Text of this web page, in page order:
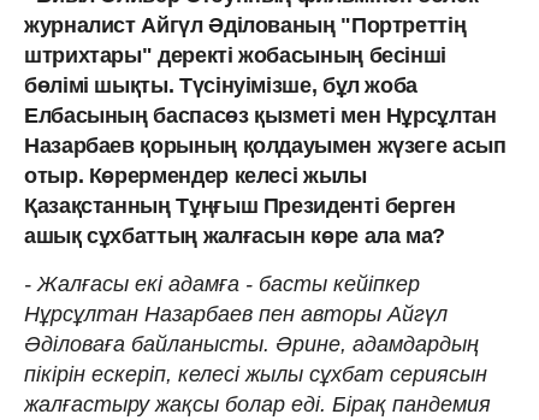
журналист Айгүл Әділованың "Портреттің
штрихтары" деректі жобасының бесінші
бөлімі шықты. Түсінуімізше, бұл жоба
Елбасының баспасөз қызметі мен Нұрсұлтан
Назарбаев қорының қолдауымен жүзеге асып
отыр. Көрермендер келесі жылы
Қазақстанның Тұңғыш Президенті берген
ашық сұхбаттың жалғасын көре ала ма?
- Жалғасы екі адамға - басты кейіпкер
Нұрсұлтан Назарбаев пен авторы Айгүл
Әділоваға байланысты. Әрине, адамдардың
пікірін ескеріп, келесі жылы сұхбат сериясын
жалғастыру жақсы болар еді. Бірақ пандемия